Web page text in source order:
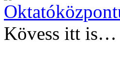
Kövess itt is…